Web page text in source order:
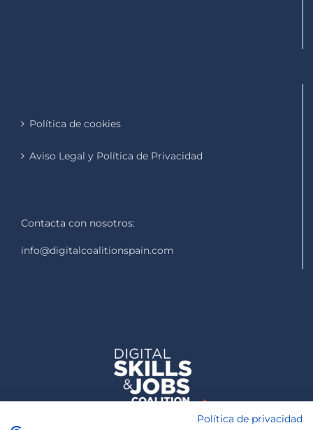
Política de cookies
Aviso Legal y Política de Privacidad
Contacta con nosotros:
info@digitalcoalitionspain.com
Política de privacidad